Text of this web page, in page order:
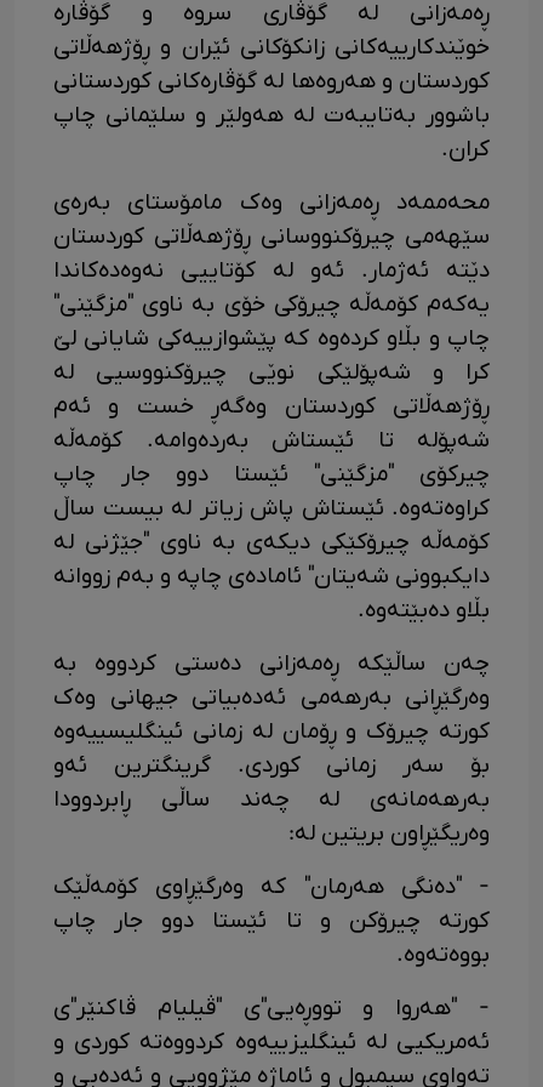
ڕەمەزانی لە گۆڤاری سروە و گۆڤارە
خوێندکارییەکانی زانکۆکانی ئێران و ڕۆژهەڵاتی
کوردستان و هەروەها لە گۆڤارەکانی کوردستانی
باشوور بەتایبەت لە هەولێر و سلێمانی چاپ
کران.
محەممەد ڕەمەزانی وەک مامۆستای بەرەی
سێهەمی چیرۆکنووسانی ڕۆژهەڵاتی کوردستان
دێتە ئەژمار. ئەو لە کۆتاییی نەوەدەکاندا
یەکەم کۆمەڵە چیرۆکی خۆی بە ناوی "مزگێنی"
چاپ و بڵاو کردەوە کە پێشوازییەکی شایانی لێ
کرا و شەپۆلێکی نوێی چیرۆکنووسیی لە
ڕۆژهەڵاتی کوردستان وەگەڕ خست و ئەم
شەپۆلە تا ئێستاش بەردەوامە. کۆمەڵە
چیرکۆی "مزگێنی" ئێستا دوو جار چاپ
کراوەتەوە. ئێستاش پاش زیاتر لە بیست ساڵ
کۆمەڵە چیرۆکێکی دیکەی بە ناوی "جێژنی لە
دایکبوونی شەیتان" ئامادەی چاپە و بەم زووانە
بڵاو دەبێتەوە.
چەن ساڵێکە ڕەمەزانی دەستی کردووە بە
وەرگێڕانی بەرهەمی ئەدەبیاتی جیهانی وەک
کورتە چیرۆک و ڕۆمان لە زمانی ئینگلیسییەوە
بۆ سەر زمانی کوردی. گرینگترین ئەو
بەرهەمانەی لە چەند ساڵی ڕابردوودا
وەریگێڕاون بریتین لە:
- "دەنگی هەرمان" کە وەرگێڕاوی کۆمەڵێک
کورتە چیرۆکن و تا ئێستا دوو جار چاپ
بووەتەوە.
- "هەروا و تووڕەیی"ی "ڤیلیام ڤاکنێر"ی
ئەمریکیی لە ئینگلیزییەوە کردووەتە کوردی و
تەواوی سیمبول و ئاماژە مێژوویی و ئەدەبی و